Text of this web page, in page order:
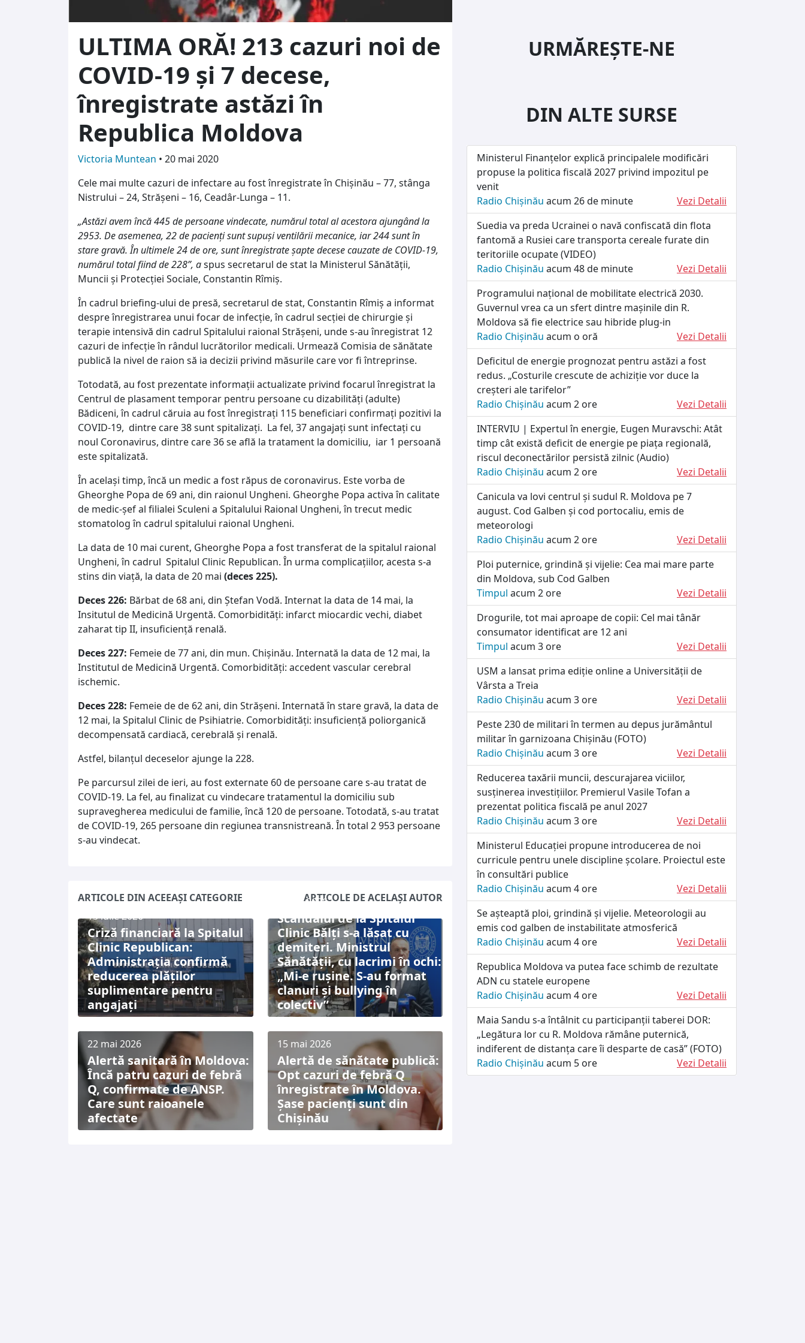
ULTIMA ORĂ! 213 cazuri noi de
COVID-19 și 7 decese,
înregistrate astăzi în
Republica Moldova
Victoria Muntean • 20 mai 2020
Cele mai multe cazuri de infectare au fost înregistrate în Chișinău – 77, stânga
Nistrului – 24, Strășeni – 16, Ceadâr-Lunga – 11.
„Astăzi avem încă 445 de persoane vindecate, numărul total al acestora ajungând la
2953. De asemenea, 22 de pacienți sunt supuşi ventilării mecanice, iar 244 sunt în
stare gravă. În ultimele 24 de ore, sunt înregistrate șapte decese cauzate de COVID-19,
numărul total fiind de 228”, aspus secretarul de stat la Ministerul Sănătății,
Muncii și Protecției Sociale, Constantin Rîmiș.
În cadrul briefing-ului de presă, secretarul de stat, Constantin Rîmiș a informat
despre înregistrarea unui focar de infecție, în cadrul secției de chirurgie și
terapie intensivă din cadrul Spitalului raional Strășeni, unde s-au înregistrat 12
cazuri de infecție în rândul lucrătorilor medicali. Urmează Comisia de sănătate
publică la nivel de raion să ia decizii privind măsurile care vor fi întreprinse.
Totodată, au fost prezentate informații actualizate privind focarul înregistrat la
Centrul de plasament temporar pentru persoane cu dizabilități (adulte)
Bădiceni, în cadrul căruia au fost înregistrați 115 beneficiari confirmați pozitivi la
COVID-19, dintre care 38 sunt spitalizați. La fel, 37 angajați sunt infectați cu
noul Coronavirus, dintre care 36 se află la tratament la domiciliu, iar 1 persoană
este spitalizată.
În același timp, încă un medic a fost răpus de coronavirus. Este vorba de
Gheorghe Popa de 69 ani, din raionul Ungheni. Gheorghe Popa activa în calitate
de medic-șef al filialei Sculeni a Spitalului Raional Ungheni, în trecut medic
stomatolog în cadrul spitalului raional Ungheni.
La data de 10 mai curent, Gheorghe Popa a fost transferat de la spitalul raional
Ungheni, în cadrul Spitalul Clinic Republican. În urma complicațiilor, acesta s-a
stins din viață, la data de 20 mai (deces 225).
Deces 226: Bărbat de 68 ani, din Ștefan Vodă. Internat la data de 14 mai, la
Insitutul de Medicină Urgentă. Comorbidități: infarct miocardic vechi, diabet
zaharat tip II, insuficiență renală.
Deces 227: Femeie de 77 ani, din mun. Chișinău. Internată la data de 12 mai, la
Institutul de Medicină Urgentă. Comorbidități: accedent vascular cerebral
ischemic.
Deces 228: Femeie de de 62 ani, din Strășeni. Internată în stare gravă, la data de
12 mai, la Spitalul Clinic de Psihiatrie. Comorbidități: insuficiență poliorganică
decompensată cardiacă, cerebrală și renală.
Astfel, bilanțul deceselor ajunge la 228.
Pe parcursul zilei de ieri, au fost externate 60 de persoane care s-au tratat de
COVID-19. La fel, au finalizat cu vindecare tratamentul la domiciliu sub
supravegherea medicului de familie, încă 120 de persoane. Totodată, s-au tratat
de COVID-19, 265 persoane din regiunea transnistreană. În total 2 953 persoane
s-au vindecat.
ARTICOLE DIN ACEEAȘI CATEGORIE
ARTICOLE DE ACELAȘI AUTOR
15 iulie 2026
Criză financiară la Spitalul
Clinic Republican:
Administrația confirmă
reducerea plăților
suplimentare pentru
angajați
9 iulie 2026
Scandalul de la Spitalul
Clinic Bălți s-a lăsat cu
demiteri. Ministrul
Sănătății, cu lacrimi în ochi:
„Mi-e rușine. S-au format
clanuri și bullying în
colectiv”
22 mai 2026
Alertă sanitară în Moldova:
Încă patru cazuri de febră
Q, confirmate de ANSP.
Care sunt raioanele
afectate
15 mai 2026
Alertă de sănătate publică:
Opt cazuri de febră Q
înregistrate în Moldova.
Șase pacienți sunt din
Chișinău
URMĂREȘTE-NE
DIN ALTE SURSE
Ministerul Finanțelor explică principalele modificări
propuse la politica fiscală 2027 privind impozitul pe
venit
Radio Chișinău acum 26 de minute
Vezi Detalii
Suedia va preda Ucrainei o navă confiscată din flota
fantomă a Rusiei care transporta cereale furate din
teritoriile ocupate (VIDEO)
Radio Chișinău acum 48 de minute
Vezi Detalii
Programului național de mobilitate electrică 2030.
Guvernul vrea ca un sfert dintre mașinile din R.
Moldova să fie electrice sau hibride plug-in
Radio Chișinău acum o oră
Vezi Detalii
Deficitul de energie prognozat pentru astăzi a fost
redus. „Costurile crescute de achiziție vor duce la
creșteri ale tarifelor”
Radio Chișinău acum 2 ore
Vezi Detalii
INTERVIU | Expertul în energie, Eugen Muravschi: Atât
timp cât există deficit de energie pe piața regională,
riscul deconectărilor persistă zilnic (Audio)
Radio Chișinău acum 2 ore
Vezi Detalii
Canicula va lovi centrul și sudul R. Moldova pe 7
august. Cod Galben și cod portocaliu, emis de
meteorologi
Radio Chișinău acum 2 ore
Vezi Detalii
Ploi puternice, grindină și vijelie: Cea mai mare parte
din Moldova, sub Cod Galben
Timpul acum 2 ore
Vezi Detalii
Drogurile, tot mai aproape de copii: Cel mai tânăr
consumator identificat are 12 ani
Timpul acum 3 ore
Vezi Detalii
USM a lansat prima ediție online a Universității de
Vârsta a Treia
Radio Chișinău acum 3 ore
Vezi Detalii
Peste 230 de militari în termen au depus jurământul
militar în garnizoana Chișinău (FOTO)
Radio Chișinău acum 3 ore
Vezi Detalii
Reducerea taxării muncii, descurajarea viciilor,
susținerea investițiilor. Premierul Vasile Tofan a
prezentat politica fiscală pe anul 2027
Radio Chișinău acum 3 ore
Vezi Detalii
Ministerul Educației propune introducerea de noi
curricule pentru unele discipline școlare. Proiectul este
în consultări publice
Radio Chișinău acum 4 ore
Vezi Detalii
Se așteaptă ploi, grindină și vijelie. Meteorologii au
emis cod galben de instabilitate atmosferică
Radio Chișinău acum 4 ore
Vezi Detalii
Republica Moldova va putea face schimb de rezultate
ADN cu statele europene
Radio Chișinău acum 4 ore
Vezi Detalii
Maia Sandu s-a întâlnit cu participanții taberei DOR:
„Legătura lor cu R. Moldova rămâne puternică,
indiferent de distanța care îi desparte de casă” (FOTO)
Radio Chișinău acum 5 ore Vezi Detalii